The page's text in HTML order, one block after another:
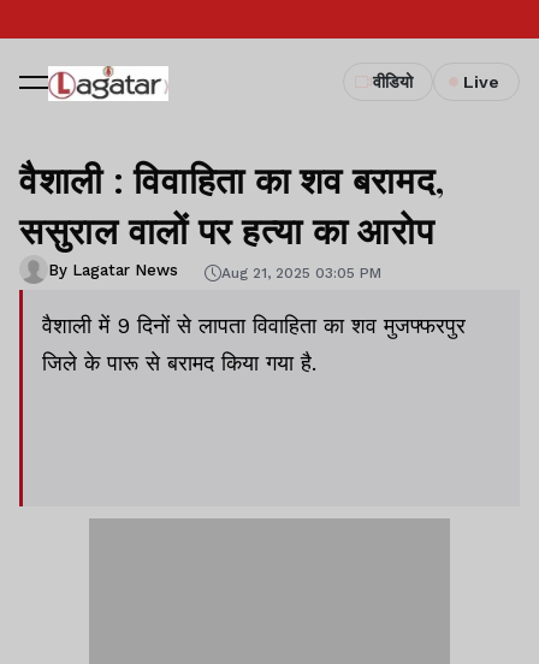
वीडियो Live
वैशाली : विवाहिता का शव बरामद,
ससुराल वालों पर हत्या का आरोप
By Lagatar News Aug 21, 2025 03:05 PM
वैशाली में 9 दिनों से लापता विवाहिता का शव मुजफ्फरपुर
जिले के पारू से बरामद किया गया है.